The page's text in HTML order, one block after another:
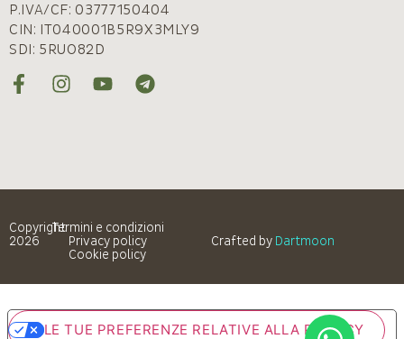
P.IVA/CF: 03777150404
CIN: IT040001B5R9X3MLY9
SDI: 5RUO82D
Copyright
2026
Termini e condizioni
Privacy policy
Cookie policy
Crafted by Dartmoon
LE TUE PREFERENZE RELATIVE ALLA PRIVACY